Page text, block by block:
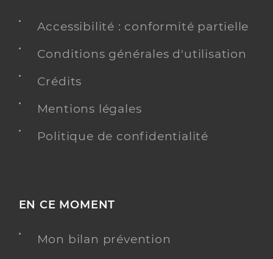
Accessibilité : conformité partielle
Conditions générales d'utilisation
Crédits
Mentions légales
Politique de confidentialité
EN CE MOMENT
Mon bilan prévention